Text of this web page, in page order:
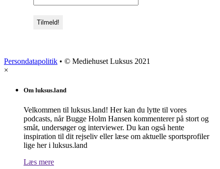
Persondatapolitik • © Mediehuset Luksus 2021
×
Om luksus.land
Velkommen til luksus.land! Her kan du lytte til vores
podcasts, når Bugge Holm Hansen kommenterer på stort og
småt, undersøger og interviewer. Du kan også hente
inspiration til dit rejseliv eller læse om aktuelle sportsprofiler
lige her i luksus.land
Læs mere